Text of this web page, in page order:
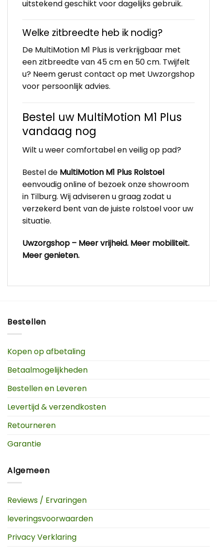
uitstekend geschikt voor dagelijks gebruik.
Welke zitbreedte heb ik nodig?
De MultiMotion M1 Plus is verkrijgbaar met
een zitbreedte van 45 cm en 50 cm. Twijfelt
u? Neem gerust contact op met Uwzorgshop
voor persoonlijk advies.
Bestel uw MultiMotion M1 Plus
vandaag nog
Wilt u weer comfortabel en veilig op pad?
Bestel de MultiMotion M1 Plus Rolstoel
eenvoudig online of bezoek onze showroom
in Tilburg. Wij adviseren u graag zodat u
verzekerd bent van de juiste rolstoel voor uw
situatie.
Uwzorgshop – Meer vrijheid. Meer mobiliteit.
Meer genieten.
Bestellen
Kopen op afbetaling
Betaalmogelijkheden
Bestellen en Leveren
Levertijd & verzendkosten
Retourneren
Garantie
Algemeen
Reviews / Ervaringen
leveringsvoorwaarden
Privacy Verklaring